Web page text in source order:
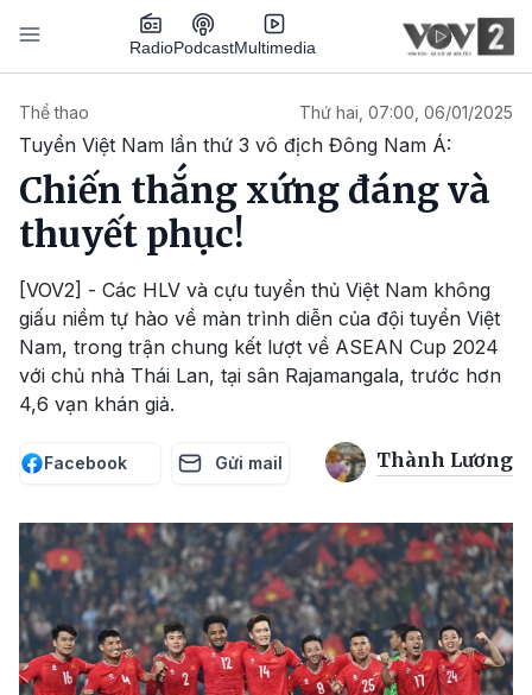
Nhảy đến nội dung
RadioPodcastMultimedia
Thể thao Thứ hai, 07:00, 06/01/2025
Tuyển Việt Nam lần thứ 3 vô địch Đông Nam Á:
Chiến thắng xứng đáng và
thuyết phục!
[VOV2] - Các HLV và cựu tuyển thủ Việt Nam không
giấu niềm tự hào về màn trình diễn của đội tuyển Việt
Nam, trong trận chung kết lượt về ASEAN Cup 2024
với chủ nhà Thái Lan, tại sân Rajamangala, trước hơn
4,6 vạn khán giả.
Facebook Gửi mail Thành Lương